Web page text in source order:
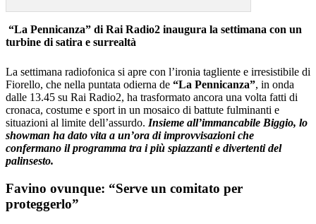
“La Pennicanza” di Rai Radio2 inaugura la settimana con un
turbine di satira e surrealtà
La settimana radiofonica si apre con l’ironia tagliente e irresistibile di
Fiorello, che nella puntata odierna de “La Pennicanza”, in onda
dalle 13.45 su Rai Radio2, ha trasformato ancora una volta fatti di
cronaca, costume e sport in un mosaico di battute fulminanti e
situazioni al limite dell’assurdo. Insieme all’immancabile Biggio, lo
showman ha dato vita a un’ora di improvvisazioni che
confermano il programma tra i più spiazzanti e divertenti del
palinsesto.
Favino ovunque: “Serve un comitato per
proteggerlo”